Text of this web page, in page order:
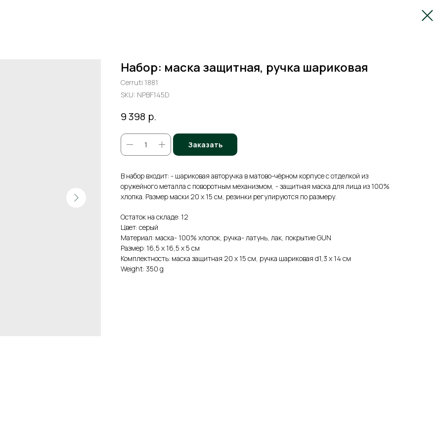
Набор: маска защитная, ручка шариковая
Cerruti 1881
SKU: NPBF145D
9 398 р.
Заказать
В набор входит: - шариковая авторучка в матово-чёрном корпусе с отделкой из
оружейного металла с поворотным механизмом, - защитная маска для лица из 100%
хлопка. Размер маски 20 х 15 см, резинки регулируются по размеру.
Остаток на складе: 12
Цвет: серый
Материал: маска- 100% хлопок, ручка- латунь, лак, покрытие GUN
Размер: 16,5 х 16,5 х 5 см
Комплектность: маска защитная 20 x 15 см, ручка шариковая d1,3 х 14 см
Weight: 350 g